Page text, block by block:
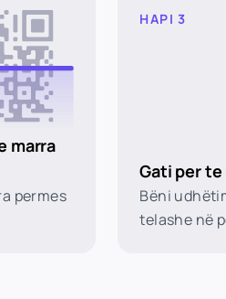
marra
permes
HAPI 3
Gati per
Bëni
telashe në